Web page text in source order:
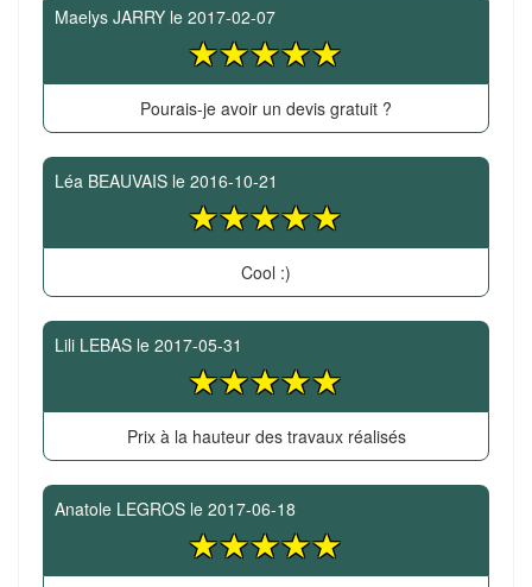
Maelys JARRY le 2017-02-07
Pourais-je avoir un devis gratuit ?
Léa BEAUVAIS le 2016-10-21
Cool :)
Lili LEBAS le 2017-05-31
Prix à la hauteur des travaux réalisés
Anatole LEGROS le 2017-06-18